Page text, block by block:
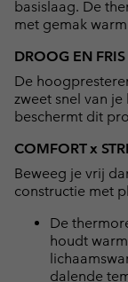
basislaag. De
met gemak
DROOG EN FRIS
De
zweet snel van
beschermt dit
COMFORT x
Beweeg je vrij
constructie met
De
houdt
dalende